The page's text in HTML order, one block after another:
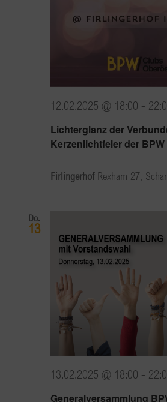
Lichterglanz der
Kerzenlichtfeier der
12.02.2025 @ 18:00 -
Firlingerhof Rexham 27,
Do.
13
Generalversammlung
13.02.2025 @ 18:00 -